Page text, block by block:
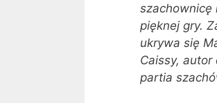
szachownicę
pięknej gry.
ukrywa się
Caissy,
partia